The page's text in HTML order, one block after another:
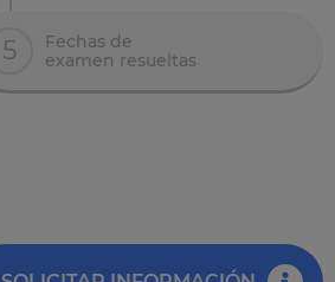
5
Fechas de
examen resueltas